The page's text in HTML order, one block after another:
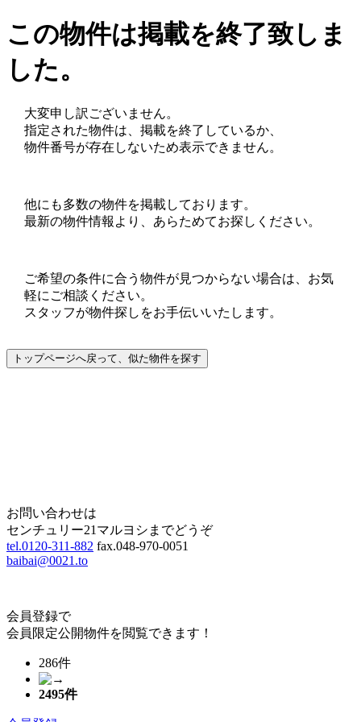
この物件は掲載を終了致しま
した。
大変申し訳ございません。
指定された物件は、掲載を終了しているか、
物件番号が存在しないため表示できません。
他にも多数の物件を掲載しております。
最新の物件情報より、あらためてお探しください。
ご希望の条件に合う物件が見つからない場合は、お気
軽にご相談ください。
スタッフが物件探しをお手伝いいたします。
お問い合わせは
センチュリー21マルヨシまでどうぞ
tel.0120-311-882 fax.048-970-0051
baibai@0021.to
会員登録で
会員限定公開物件を閲覧できます！
286件
2495件